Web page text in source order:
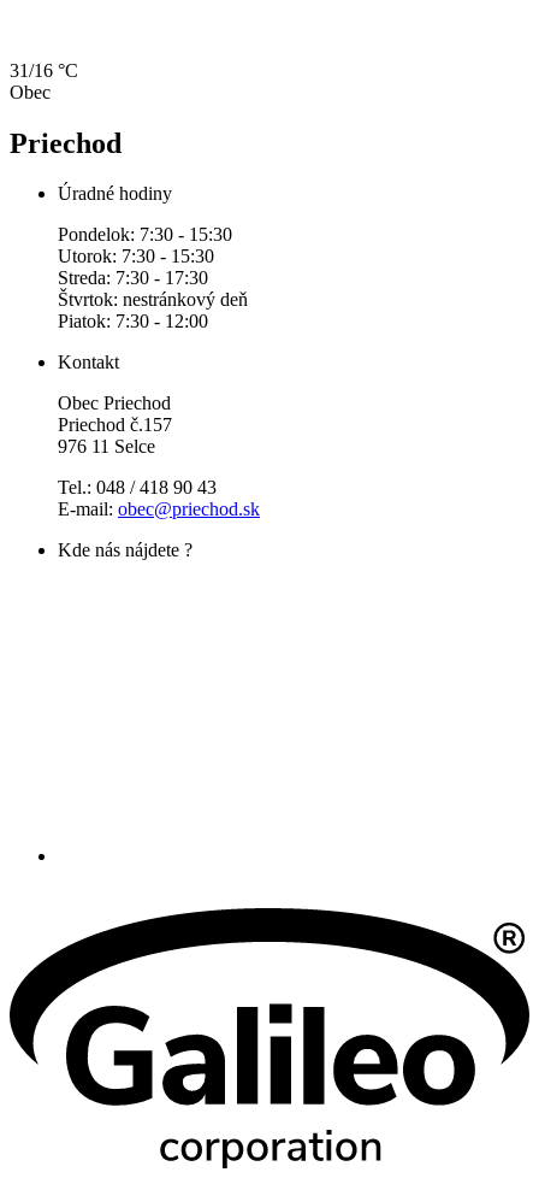
31/16 °C
Obec
Priechod
Úradné hodiny
Pondelok: 7:30 - 15:30
Utorok: 7:30 - 15:30
Streda: 7:30 - 17:30
Štvrtok: nestránkový deň
Piatok: 7:30 - 12:00
Kontakt
Obec Priechod
Priechod č.157
976 11 Selce
Tel.: 048 / 418 90 43
E-mail: obec@priechod.sk
Kde nás nájdete ?